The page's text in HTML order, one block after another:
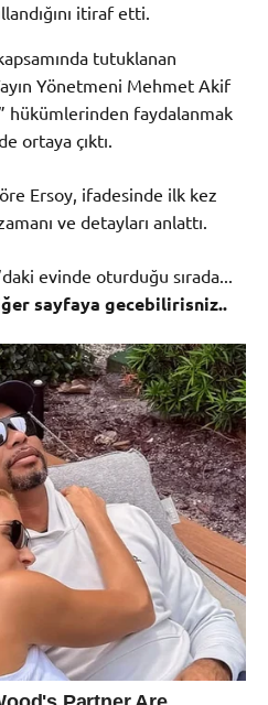
itiraf etti.
tutuklanan
Yönetmeni Mehmet Akif
hükümlerinden faydalanmak
ortaya çıktı.
Ersoy, ifadesinde ilk kez
ve detayları anlattı.
evinde oturduğu sırada...
sayfaya gecebilirisniz..